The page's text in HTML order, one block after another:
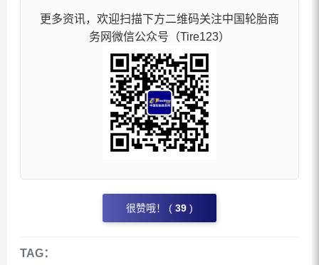
更多资讯，欢迎扫描下方二维码关注中国轮胎商
务网微信公众号（Tire123）
很赞哦！ ( 39 )
TAG：